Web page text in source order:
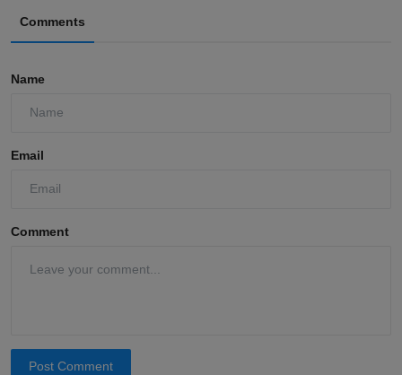
Comments
Name
Email
Comment
Post Comment